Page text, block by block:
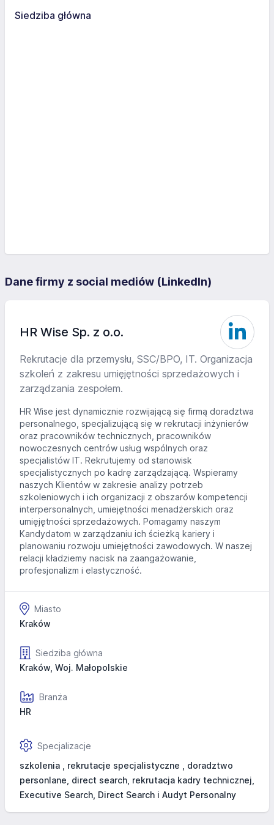
Siedziba główna
Dane firmy z social mediów (LinkedIn)
HR Wise Sp. z o.o.
Rekrutacje dla przemysłu, SSC/BPO, IT. Organizacja
szkoleń z zakresu umięjętności sprzedażowych i
zarządzania zespołem.
HR Wise jest dynamicznie rozwijającą się firmą doradztwa
personalnego, specjalizującą się w rekrutacji inżynierów
oraz pracowników technicznych, pracowników
nowoczesnych centrów usług wspólnych oraz
specjalistów IT. Rekrutujemy od stanowisk
specjalistycznych po kadrę zarządzającą. Wspieramy
naszych Klientów w zakresie analizy potrzeb
szkoleniowych i ich organizacji z obszarów kompetencji
interpersonalnych, umiejętności menadżerskich oraz
umięjętności sprzedażowych. Pomagamy naszym
Kandydatom w zarządzaniu ich ścieżką kariery i
planowaniu rozwoju umiejętności zawodowych. W naszej
relacji kładziemy nacisk na zaangażowanie,
profesjonalizm i elastyczność.
Miasto
Kraków
Siedziba główna
Kraków, Woj. Małopolskie
Branża
HR
Specjalizacje
szkolenia , rekrutacje specjalistyczne , doradztwo
personlane, direct search, rekrutacja kadry technicznej,
Executive Search, Direct Search i Audyt Personalny